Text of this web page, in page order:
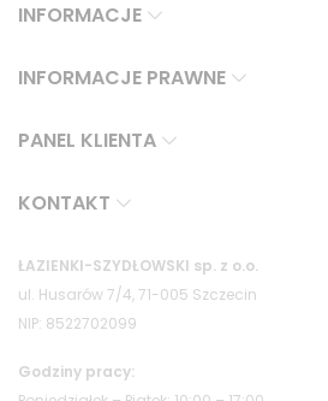
INFORMACJE
INFORMACJE PRAWNE
PANEL KLIENTA
KONTAKT
ŁAZIENKI-SZYDŁOWSKI sp. z o.o.
ul. Husarów 7/4, 71-005 Szczecin
NIP: 8522702099
Godziny pracy: